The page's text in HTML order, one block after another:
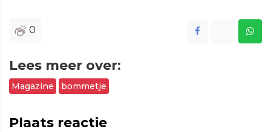
0
Lees meer over:
Magazine bommetje
Plaats reactie